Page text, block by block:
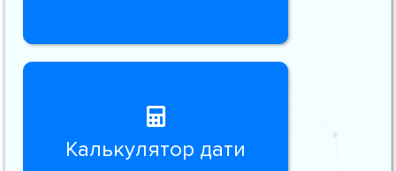
Калькулятор дати